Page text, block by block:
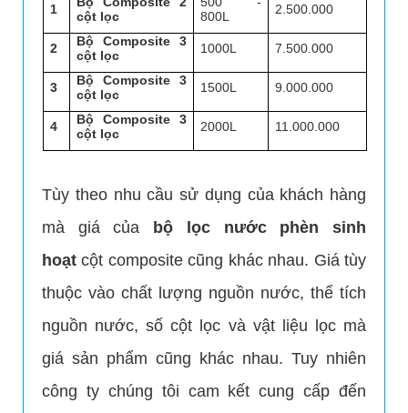
1
cột lọc
800L
2.500.000
2 BộComposite 3
cột lọc
1000L 7.500.000
3 BộComposite 3
cột lọc
1500L 9.000.000
4 BộComposite 3
cột lọc
2000L 11.000.000
Tùy theo nhu cầu sử dụng của khách hàng
mà giá của bộ lọc nước phèn sinh
hoạt cột composite cũng khác nhau. Giá tùy
thuộc vào chất lượng nguồn nước, thể tích
nguồn nước, số cột lọc và vật liệu lọc mà
giá sản phẩm cũng khác nhau. Tuy nhiên
công ty chúng tôi cam kết cung cấp đến
LẮP ĐẶT HỆ THỐNG LỌC NƯỚC SINH HOẠT GIA ĐÌNH